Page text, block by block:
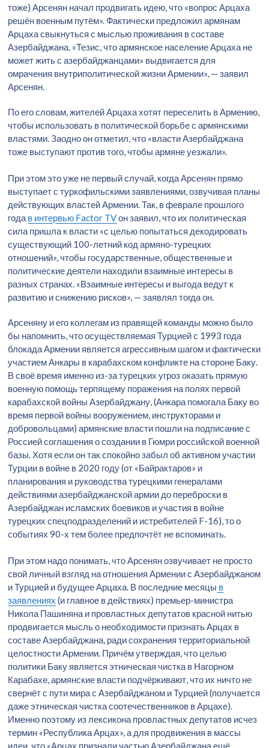
тоже) Арсенян начал продвигать идею, что «вопрос Арцаха
решён военным путём». Фактически предложил армянам
Арцаха свыкнуться с мыслью проживания в составе
Азербайджана. «Тезис, что армянское население Арцаха не
может жить с азербайджанцами» выдвигается для
омрачения внутриполитической жизни Армении», — заявил
Арсенян.
По его словам, жителей Арцаха хотят переселить в Армению,
чтобы использовать в политической борьбе с армянскими
властями. Заодно он отметил, что «власти Азербайджана
тоже выступают против того, чтобы армяне уезжали».
При этом это уже не первый случай, когда Арсенян прямо
выступает с туркофильскими заявлениями, озвучивая планы
действующих властей Армении. Так, в феврале прошлого
года в интервью Factor TVон заявил, что их политическая
сила пришла к власти «с целью попытаться декодировать
существующий 100-летний код армяно-турецких
отношений», чтобы государственные, общественные и
политические деятели находили взаимные интересы в
разных странах. «Взаимные интересы и выгода ведут к
развитию и снижению рисков», — заявлял тогда он.
Арсеняну и его коллегам из правящей команды можно было
бы напомнить, что осуществляемая Турцией с 1993 года
блокада Армении является агрессивным шагом и фактически
участием Анкары в карабахском конфликте на стороне Баку.
В своё время именно из-за турецких угроз оказать прямую
военную помощь терпящему поражения на полях первой
карабахской войны Азербайджану, (Анкара помогала Баку во
время первой войны вооружением, инструкторами и
добровольцами) армянские власти пошли на подписание с
Россией соглашения о создании в Гюмри российской военной
базы. Хотя если он так спокойно забыл об активном участии
Турции в войне в 2020 году (от «Байрактаров» и
планирования и руководства турецкими генералами
действиями азербайджанской армии до переброски в
Азербайджан исламских боевиков и участия в войне
турецких спецподразделений и истребителей F-16), то о
событиях 90-х тем более предпочтёт не вспоминать.
При этом надо понимать, что Арсенян озвучивает не просто
свой личный взгляд на отношения Армении с Азербайджаном
и Турцией и будущее Арцаха. В последние месяцы в
заявлениях (и главное в действиях) премьер-министра
Никола Пашиняна и провластных депутатов красной нитью
продвигается мысль о необходимости признать Арцах в
составе Азербайджана, ради сохранения территориальной
целостности Армении. Причём утверждая, что целью
политики Баку является этническая чистка в Нагорном
Карабахе, армянские власти подчёркивают, что их ничто не
свернёт с пути мира с Азербайджаном и Турцией (получается
даже этническая чистка соотечественников в Арцахе).
Именно поэтому из лексикона провластных депутатов исчез
термин «Республика Арцах», а для продвижения в массы
идеи, что «Арцах признали частью Азербайджана ещё